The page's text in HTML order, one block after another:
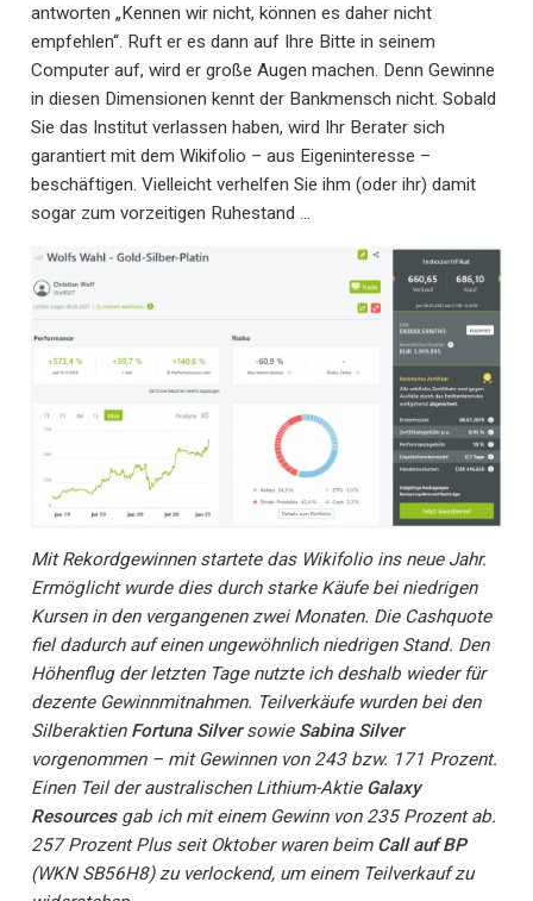
antworten „Kennen wir nicht, können es daher nicht
empfehlen“. Ruft er es dann auf Ihre Bitte in seinem
Computer auf, wird er große Augen machen. Denn Gewinne
in diesen Dimensionen kennt der Bankmensch nicht. Sobald
Sie das Institut verlassen haben, wird Ihr Berater sich
garantiert mit dem Wikifolio – aus Eigeninteresse –
beschäftigen. Vielleicht verhelfen Sie ihm (oder ihr) damit
sogar zum vorzeitigen Ruhestand …
Mit Rekordgewinnen startete das Wikifolio ins neue Jahr.
Ermöglicht wurde dies durch starke Käufe bei niedrigen
Kursen in den vergangenen zwei Monaten. Die Cashquote
fiel dadurch auf einen ungewöhnlich niedrigen Stand. Den
Höhenflug der letzten Tage nutzte ich deshalb wieder für
dezente Gewinnmitnahmen. Teilverkäufe wurden bei den
Silberaktien Fortuna Silversowie Sabina Silver
vorgenommen – mit Gewinnen von 243 bzw. 171 Prozent.
Einen Teil der australischen Lithium-Aktie Galaxy
Resourcesgab ich mit einem Gewinn von 235 Prozent ab.
257 Prozent Plus seit Oktober waren beimCall auf BP
(WKN SB56H8) zu verlockend, um einem Teilverkauf zu